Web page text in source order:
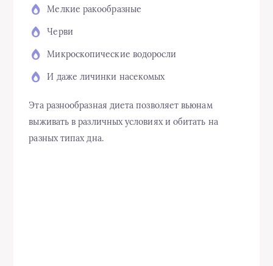
Мелкие ракообразные
Черви
Микроскопические водоросли
И даже личинки насекомых
Эта разнообразная диета позволяет вьюнам
выживать в различных условиях и обитать на
разных типах дна.